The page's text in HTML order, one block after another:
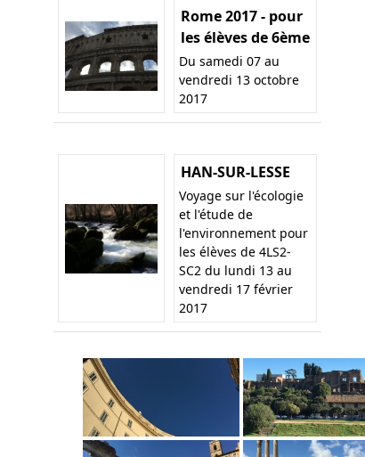
Rome 2017 - pour
les élèves de 6ème
Du samedi 07 au
vendredi 13 octobre
2017
HAN-SUR-LESSE
Voyage sur l'écologie
et l'étude de
l'environnement pour
les élèves de 4LS2-
SC2 du lundi 13 au
vendredi 17 février
2017